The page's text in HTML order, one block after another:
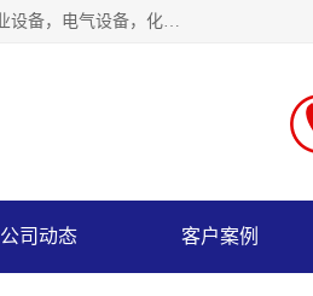
工厂拆除,化工厂拆除,电子厂拆除回收范围；机械设备，机电设备，电力设备，冷冻设备，起重设备，工业设备，电气设备，化工设备，木工设备，纺织设备，印染设备，水洗设备，电力物资，废旧金属，废旧物资，二手锅炉，二手电梯。
公司动态 客户案例